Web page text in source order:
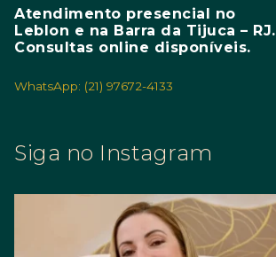
Atendimento presencial no
Leblon e na Barra da Tijuca – RJ.
Consultas online disponíveis.
WhatsApp: (21) 97672-4133
Siga no Instagram